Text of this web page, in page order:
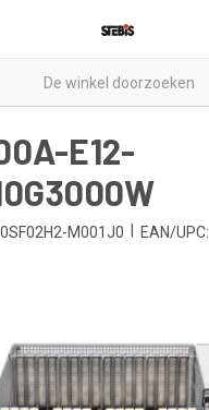
E12-
M001J0 EAN/UPC: